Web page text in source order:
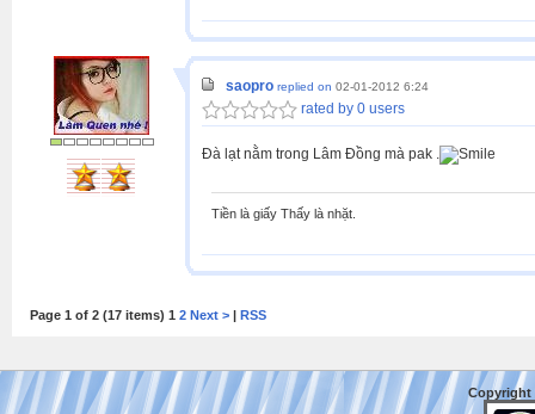
saopro replied on 02-01-2012 6:24
rated by 0 users
Đà lạt nằm trong Lâm Đồng mà pak .
Tiền là giấy Thấy là nhặt.
Page 1 of 2 (17 items) 1 2 Next > | RSS
Copyright